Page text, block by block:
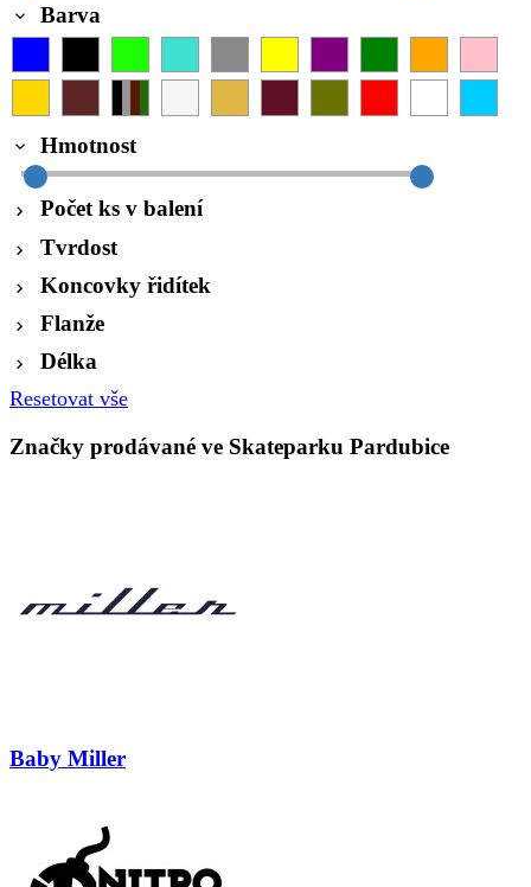
Barva
Hmotnost
Počet ks v balení
Tvrdost
Koncovky řidítek
Flanže
Délka
Resetovat vše
Značky prodávané ve Skateparku Pardubice
Baby Miller